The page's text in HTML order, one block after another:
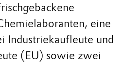
eine
Industriekaufleute und
(EU) sowie zwei